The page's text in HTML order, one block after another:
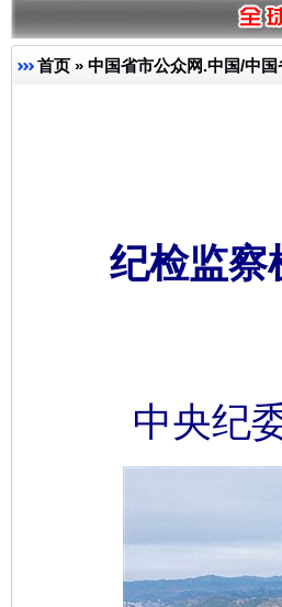
首页 » 中国省市公众网.中国/中国
纪检监察
中央纪